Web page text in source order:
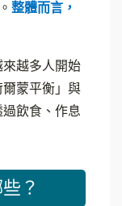
整體而言，
越多人開始
蒙平衡」與
過飲食、作息
？